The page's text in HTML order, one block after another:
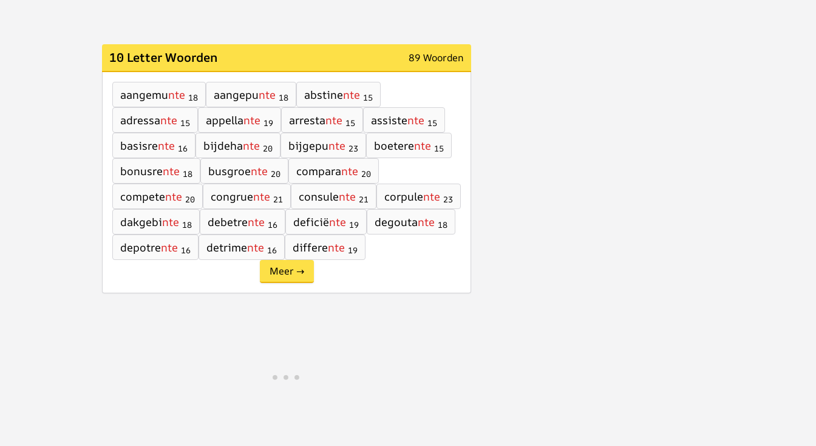
10 Letter Woorden 89 Woorden
aangemunte 18 aangepunte 18 abstinente 15
adressante 15 appellante 19 arrestante 15 assistente 15
basisrente 16 bijdehante 20 bijgepunte 23 boeterente 15
bonusrente 18 busgroente 20 comparante 20
competente 20 congruente 21 consulente 21 corpulente 23
dakgebinte 18 debetrente 16 deficiënte 19 degoutante 18
depotrente 16 detrimente 16 differente 19
Meer →